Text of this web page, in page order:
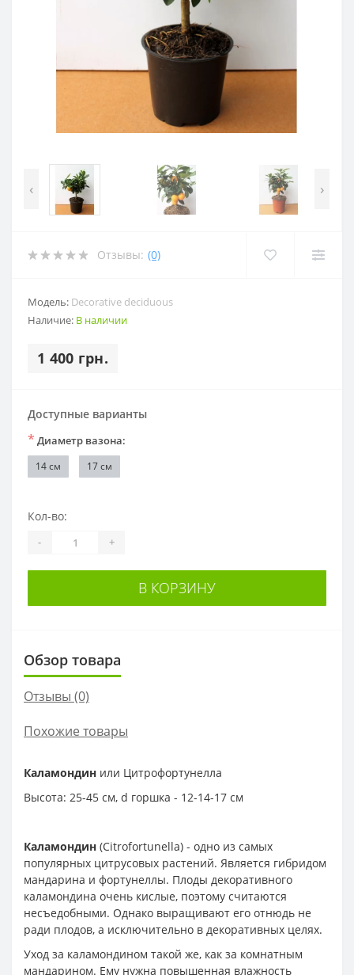
‹ ›
Отзывы: (0)
Модель: Decorative deciduous
Наличие: В наличии
1 400 грн.
Доступные варианты
* Диаметр вазона:
14 см 17 см
Кол-во:
- +
В КОРЗИНУ
Обзор товара
Отзывы (0)
Похожие товары
Каламондин или Цитрофортунелла
Высота: 25-45 см, d горшка - 12-14-17 см
Каламондин (Citrofortunella) - одно из самых
популярных цитрусовых растений. Является гибридом
мандарина и фортунеллы. Плоды декоративного
каламондина очень кислые, поэтому считаются
несъедобными. Однако выращивают его отнюдь не
ради плодов, а исключительно в декоративных целях.
Уход за каламондином такой же, как за комнатным
мандарином. Ему нужна повышенная влажность